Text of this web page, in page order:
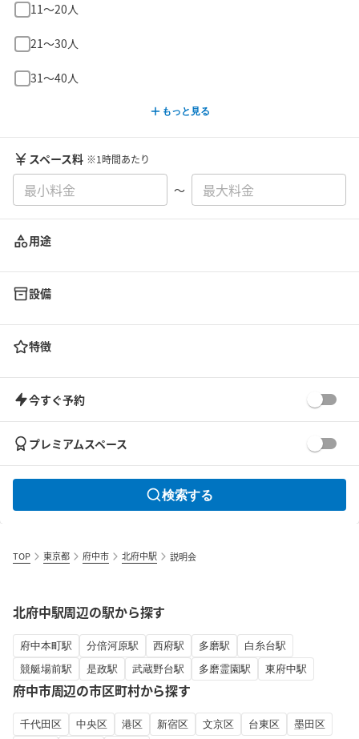
11〜20人
21〜30人
31〜40人
もっと見る
スペース料 ※1時間あたり
〜
用途
設備
特徴
今すぐ予約
プレミアムスペース
検索する
TOP 東京都 府中市 北府中駅 説明会
北府中駅周辺の駅から探す
府中本町駅 分倍河原駅 西府駅 多磨駅
白糸台駅
競艇場前駅
是政駅 武蔵野台駅 多磨霊園駅 東府中駅
府中市周辺の市区町村から探す
千代田区 中央区 港区 新宿区 文京区 台東区
墨田区